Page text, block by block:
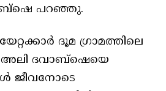
പറഞ്ഞു.
ദൂമ ഗ്രാമത്തിലെ
ദവാബ്‌ഷെയെ
ജീവനോടെ